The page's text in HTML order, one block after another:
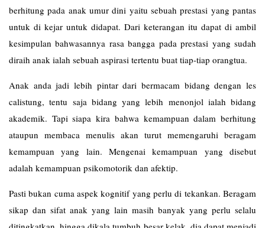
berhitung pada anak umur dini yaitu sebuah prestasi yang pantas
untuk di kejar untuk didapat. Dari keterangan itu dapat di ambil
kesimpulan bahwasannya rasa bangga pada prestasi yang sudah
diraih anak ialah sebuah aspirasi tertentu buat tiap-tiap orangtua.
Anak anda jadi lebih pintar dari bermacam bidang dengan les
calistung, tentu saja bidang yang lebih menonjol ialah bidang
akademik. Tapi siapa kira bahwa kemampuan dalam berhitung
ataupun membaca menulis akan turut memengaruhi beragam
kemampuan yang lain. Mengenai kemampuan yang disebut
adalah kemampuan psikomotorik dan afektip.
Pasti bukan cuma aspek kognitif yang perlu di tekankan. Beragam
sikap dan sifat anak yang lain masih banyak yang perlu selalu